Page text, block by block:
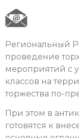
Региональный
проведение
мероприятий с
классов на
торжества по-
При этом в
готовятся к